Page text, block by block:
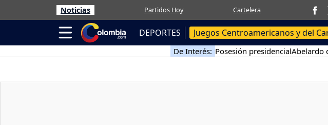
Noticias Partidos Hoy Cartelera
DEPORTES Juegos Centroamericanos y del
De Interés: Posesión presidencialAbelardo